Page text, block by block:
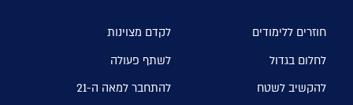
חוזרים ללימודים
לקדם מצוינות
לחלום בגדול
לשתף פעולה
להקשיב לשטח
להתחבר למאה ה-21